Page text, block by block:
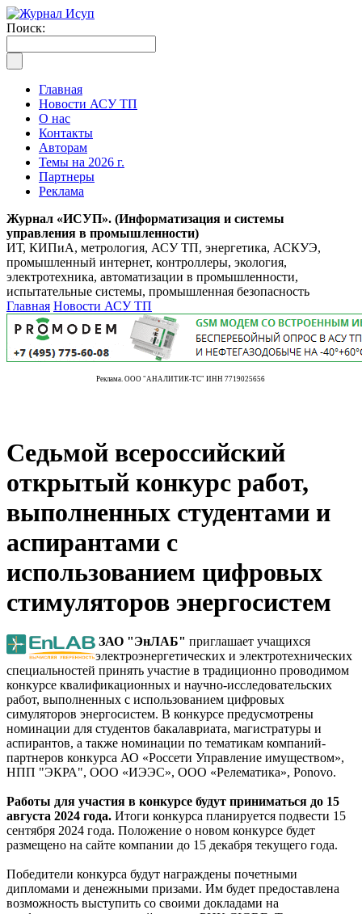
Поиск:
Главная
Новости АСУ ТП
О нас
Контакты
Авторам
Темы на 2026 г.
Партнеры
Реклама
Журнал «ИСУП». (Информатизация и системы
управления в промышленности)
ИТ, КИПиА, метрология, АСУ ТП, энергетика, АСКУЭ,
промышленный интернет, контроллеры, экология,
электротехника, автоматизации в промышленности,
испытательные системы, промышленная безопасность
Главная Новости АСУ ТП
Реклама. ООО "АНАЛИТИК-ТС" ИНН 7719025656
Седьмой всероссийский
открытый конкурс работ,
выполненных студентами и
аспирантами с
использованием цифровых
стимуляторов энергосистем
ЗАО "ЭнЛАБ" приглашает учащихся
электроэнергетических и электротехнических
специальностей принять участие в традиционно проводимом
конкурсе квалификационных и научно-исследовательских
работ, выполненных с использованием цифровых
симуляторов энергосистем. В конкурсе предусмотрены
номинации для студентов бакалавриата, магистратуры и
аспирантов, а также номинации по тематикам компаний-
партнеров конкурса АО «Россети Управление имуществом»,
НПП "ЭКРА", ООО «ИЭЭС», ООО «Релематика», Ponovo.
Работы для участия в конкурсе будут приниматься до 15
августа 2024 года. Итоги конкурса планируется подвести 15
сентября 2024 года. Положение о новом конкурсе будет
размещено на сайте компании до 15 декабря текущего года.
Победители конкурса будут награждены почетными
дипломами и денежными призами. Им будет предоставлена
возможность выступить со своими докладами на